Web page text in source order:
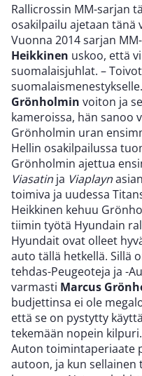
Rallicrossin MM-sarjan
osakilpailu ajetaan tänä
Vuonna 2014 sarjan
Heikkinen uskoo, että
suomalaisjuhlat. –
Grönholmin voiton ja
kameroissa, hän sanoo
Grönholmin uran
Hellin osakilpailussa
Grönholmin ajettua
Viasatin ja Viaplayn
toimiva ja uudessa
Heikkinen kehuu
tiimin työtä Hyundain
Hyundait ovat olleet
auto tällä hetkellä. Sillä
tehdas-Peugeoteja ja -
varmasti Marcus
budjettinsa ei ole
että se on pystytty
tekemään nopein
Auton toimintaperiaate
autoon, ja kun sellainen